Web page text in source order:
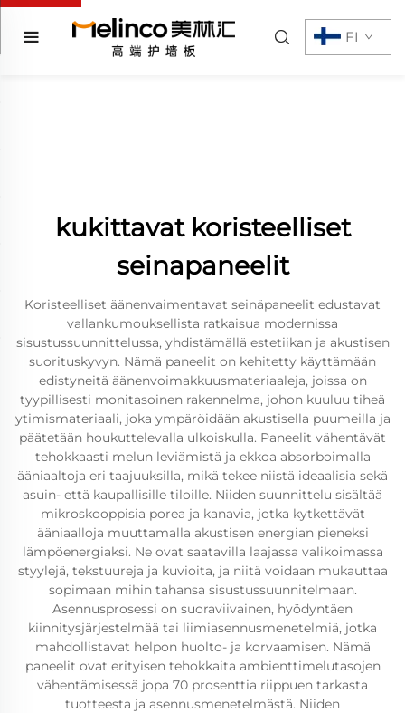
FI
kukittavat koristeelliset
seinapaneelit
Koristeelliset äänenvaimentavat seinäpaneelit edustavat
vallankumouksellista ratkaisua modernissa
sisustussuunnittelussa, yhdistämällä estetiikan ja akustisen
suorituskyvyn. Nämä paneelit on kehitetty käyttämään
edistyneitä äänenvoimakkuusmateriaaleja, joissa on
tyypillisesti monitasoinen rakennelma, johon kuuluu tiheä
ytimismateriaali, joka ympäröidään akustisella puumeilla ja
päätetään houkuttelevalla ulkoiskulla. Paneelit vähentävät
tehokkaasti melun leviämistä ja ekkoa absorboimalla
ääniaaltoja eri taajuuksilla, mikä tekee niistä ideaalisia sekä
asuin- että kaupallisille tiloille. Niiden suunnittelu sisältää
mikroskooppisia porea ja kanavia, jotka kytkettävät
ääniaalloja muuttamalla akustisen energian pieneksi
lämpöenergiaksi. Ne ovat saatavilla laajassa valikoimassa
styylejä, tekstuureja ja kuvioita, ja niitä voidaan mukauttaa
sopimaan mihin tahansa sisustussuunnitelmaan.
Asennusprosessi on suoraviivainen, hyödyntäen
kiinnitysjärjestelmää tai liimiasennusmenetelmiä, jotka
mahdollistavat helpon huolto- ja korvaamisen. Nämä
paneelit ovat erityisen tehokkaita ambienttimelutasojen
vähentämisessä jopa 70 prosenttia riippuen tarkasta
tuotteesta ja asennusmenetelmästä. Niiden